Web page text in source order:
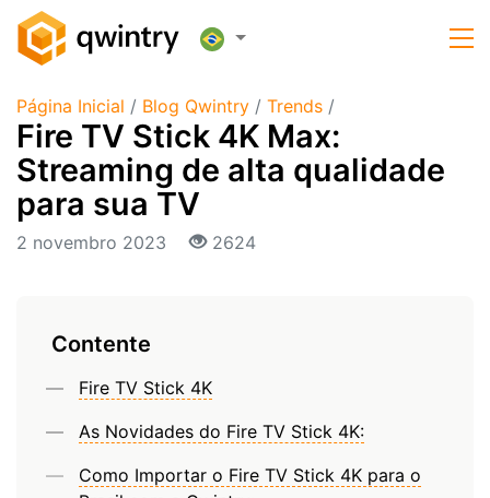
Página Inicial / Blog Qwintry / Trends /
Fire TV Stick 4K Max:
Streaming de alta qualidade
para sua TV
2 novembro 2023 2624
Contente
Fire TV Stick 4K
As Novidades do Fire TV Stick 4K:
Como Importar o Fire TV Stick 4K para o